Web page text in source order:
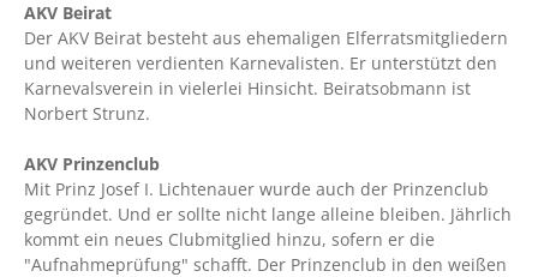
AKV Beirat
Der AKV Beirat besteht aus ehemaligen Elferratsmitgliedern
und weiteren verdienten Karnevalisten. Er unterstützt den
Karnevalsverein in vielerlei Hinsicht. Beiratsobmann ist
Norbert Strunz.
AKV Prinzenclub
Mit Prinz Josef I. Lichtenauer wurde auch der Prinzenclub
gegründet. Und er sollte nicht lange alleine bleiben. Jährlich
kommt ein neues Clubmitglied hinzu, sofern er die
"Aufnahmeprüfung" schafft. Der Prinzenclub in den weißen